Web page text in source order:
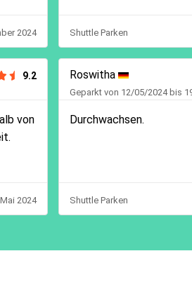
2024 Shuttle Parken
9.2
von
2024
Roswitha
Geparkt von 12/05/2024 bis
Durchwachsen.
Shuttle Parken